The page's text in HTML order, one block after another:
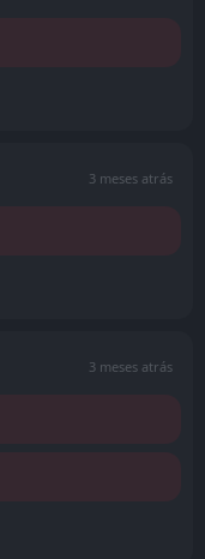
3 meses atrás
3 meses atrás